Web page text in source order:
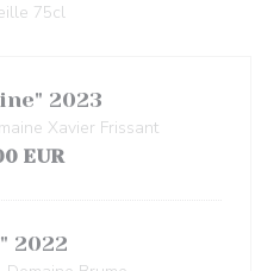
75cl
2023
Xavier Frissant
EUR
2022